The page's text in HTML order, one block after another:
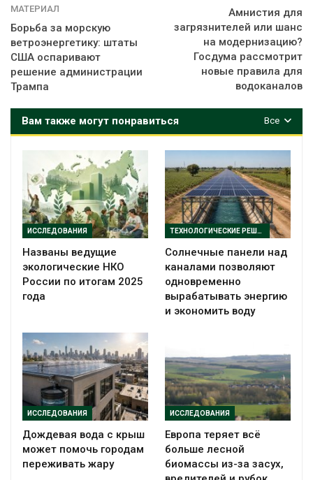
МАТЕРИАЛ
Борьба за морскую
ветроэнергетику: штаты
США оспаривают
решение администрации
Трампа
Амнистия для
загрязнителей или шанс
на модернизацию?
Госдума рассмотрит
новые правила для
водоканалов
Все
Вам также могут понравиться
ИССЛЕДОВАНИЯ
Названы ведущие
экологические НКО
России по итогам 2025
года
ТЕХНОЛОГИЧЕСКИЕ РЕШЕНИЯ
Солнечные панели над
каналами позволяют
одновременно
вырабатывать энергию
и экономить воду
ИССЛЕДОВАНИЯ
Дождевая вода с крыш
может помочь городам
переживать жару
ИССЛЕДОВАНИЯ
Европа теряет всё
больше лесной
биомассы из-за засух,